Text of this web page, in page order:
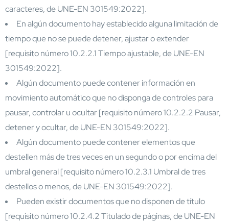
caracteres, de UNE-EN 301549:2022].
En algún documento hay establecido alguna limitación de
tiempo que no se puede detener, ajustar o extender
[requisito número 10.2.2.1 Tiempo ajustable, de UNE-EN
301549:2022].
Algún documento puede contener información en
movimiento automático que no disponga de controles para
pausar, controlar u ocultar [requisito número 10.2.2.2 Pausar,
detener y ocultar, de UNE-EN 301549:2022].
Algún documento puede contener elementos que
destellen más de tres veces en un segundo o por encima del
umbral general [requisito número 10.2.3.1 Umbral de tres
destellos o menos, de UNE-EN 301549:2022].
Pueden existir documentos que no disponen de título
[requisito número 10.2.4.2 Titulado de páginas, de UNE-EN